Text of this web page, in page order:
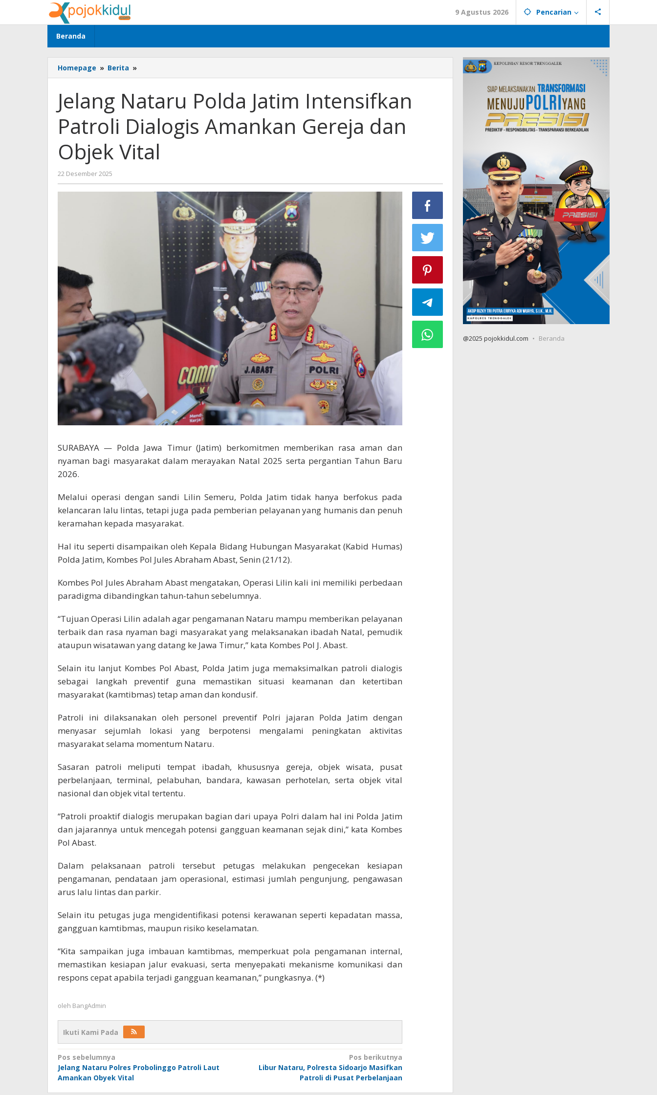
konten
9 Agustus 2026 Pencarian
Beranda
Homepage » Berita »
Nataru
Jatim
Intensifkan
Patroli
Dialogis
Gereja
dan
Jelang Nataru Polda Jatim Intensifkan
Patroli Dialogis Amankan Gereja dan
Objek Vital
22 Desember 2025
BangAdmin
SURABAYA — Polda Jawa Timur (Jatim) berkomitmen memberikan rasa aman dan
nyaman bagi masyarakat dalam merayakan Natal 2025 serta pergantian Tahun Baru
2026.
Melalui operasi dengan sandi Lilin Semeru, Polda Jatim tidak hanya berfokus pada
kelancaran lalu lintas, tetapi juga pada pemberian pelayanan yang humanis dan penuh
keramahan kepada masyarakat.
Hal itu seperti disampaikan oleh Kepala Bidang Hubungan Masyarakat (Kabid Humas)
Polda Jatim, Kombes Pol Jules Abraham Abast, Senin (21/12).
Kombes Pol Jules Abraham Abast mengatakan, Operasi Lilin kali ini memiliki perbedaan
paradigma dibandingkan tahun-tahun sebelumnya.
“Tujuan Operasi Lilin adalah agar pengamanan Nataru mampu memberikan pelayanan
terbaik dan rasa nyaman bagi masyarakat yang melaksanakan ibadah Natal, pemudik
ataupun wisatawan yang datang ke Jawa Timur,” kata Kombes Pol J. Abast.
Selain itu lanjut Kombes Pol Abast, Polda Jatim juga memaksimalkan patroli dialogis
sebagai langkah preventif guna memastikan situasi keamanan dan ketertiban
masyarakat (kamtibmas) tetap aman dan kondusif.
Patroli ini dilaksanakan oleh personel preventif Polri jajaran Polda Jatim dengan
menyasar sejumlah lokasi yang berpotensi mengalami peningkatan aktivitas
masyarakat selama momentum Nataru.
Sasaran patroli meliputi tempat ibadah, khususnya gereja, objek wisata, pusat
perbelanjaan, terminal, pelabuhan, bandara, kawasan perhotelan, serta objek vital
nasional dan objek vital tertentu.
“Patroli proaktif dialogis merupakan bagian dari upaya Polri dalam hal ini Polda Jatim
dan jajarannya untuk mencegah potensi gangguan keamanan sejak dini,” kata Kombes
Pol Abast.
Dalam pelaksanaan patroli tersebut petugas melakukan pengecekan kesiapan
pengamanan, pendataan jam operasional, estimasi jumlah pengunjung, pengawasan
arus lalu lintas dan parkir.
Selain itu petugas juga mengidentifikasi potensi kerawanan seperti kepadatan massa,
gangguan kamtibmas, maupun risiko keselamatan.
“Kita sampaikan juga imbauan kamtibmas, memperkuat pola pengamanan internal,
memastikan kesiapan jalur evakuasi, serta menyepakati mekanisme komunikasi dan
respons cepat apabila terjadi gangguan keamanan,” pungkasnya. (*)
oleh BangAdmin
Ikuti Kami Pada
Navigasi
pos
Pos sebelumnya
Jelang Nataru Polres Probolinggo Patroli Laut
Amankan Obyek Vital
Pos berikutnya
Libur Nataru, Polresta Sidoarjo Masifkan
Patroli di Pusat Perbelanjaan
@2025 pojokkidul.com Beranda